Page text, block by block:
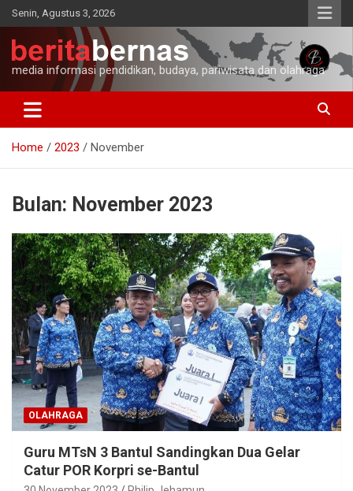
Skip
to
content
Senin, Agustus 3, 2026
media informasi pendidikan, budaya, pariwisata dan olahraga
Home 2023 November
Bulan: November 2023
OLAHRAGA
Guru MTsN 3 Bantul Sandingkan Dua Gelar
Catur POR Korpri se-Bantul